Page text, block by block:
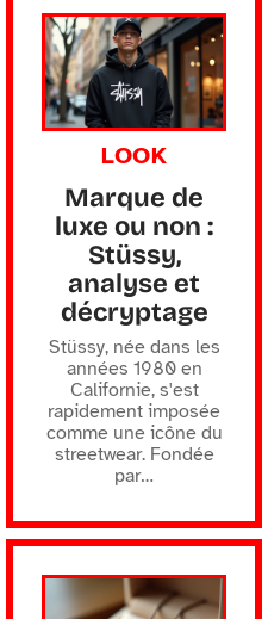
LOOK
Marque de
luxe ou non :
Stüssy,
analyse et
décryptage
Stüssy, née dans les
années 1980 en
Californie, s'est
rapidement imposée
comme une icône du
streetwear. Fondée
par…